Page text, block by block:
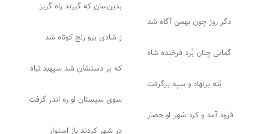
بدین‌سان که گیرند راه گریز
دگر روز چون بهمن آگاه شد
ز شادی برو رنج کوتاه شد
گمانی چنان بُرد فرخنده شاه
که بر دستشان شد سپهبد تباه
بُنه برنهاد و سپه برگرفت
سوی سیستان او ره اندر گرفت
فرود آمد و کرد شهر او حصار
در شهر کردند باز استوار